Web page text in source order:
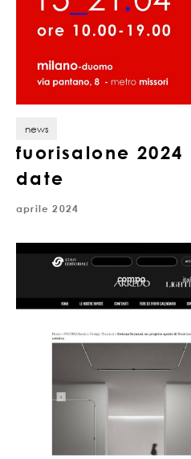
news
fuorisalone
date
aprile 2024